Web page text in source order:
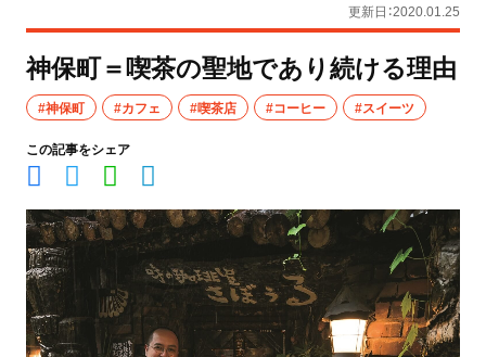
更新日：2020.01.25
神保町＝喫茶の聖地であり続ける理由
#神保町 #カフェ #喫茶店 #コーヒー #スイーツ
この記事をシェア